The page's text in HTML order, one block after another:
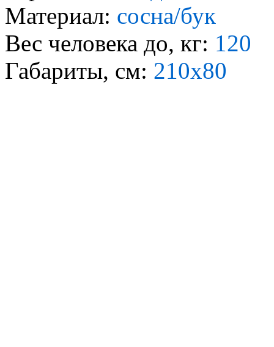
Материал: сосна/бук
Вес человека до, кг: 120
Габариты, см: 210х80